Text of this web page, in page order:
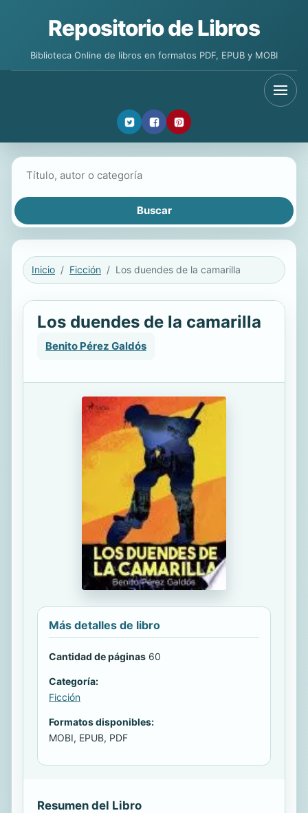
Repositorio de Libros
Biblioteca Online de libros en formatos PDF, EPUB y MOBI
Inicio Ficción Los duendes de la camarilla
Los duendes de la camarilla
Benito Pérez Galdós
Más detalles de libro
Cantidad de páginas 60
Categoría:
Ficción
Formatos disponibles:
MOBI, EPUB, PDF
Resumen del Libro